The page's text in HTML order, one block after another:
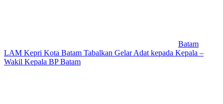
Batam
LAM Kepri Kota Batam Tabalkan Gelar Adat kepada Kepala –
Wakil Kepala BP Batam